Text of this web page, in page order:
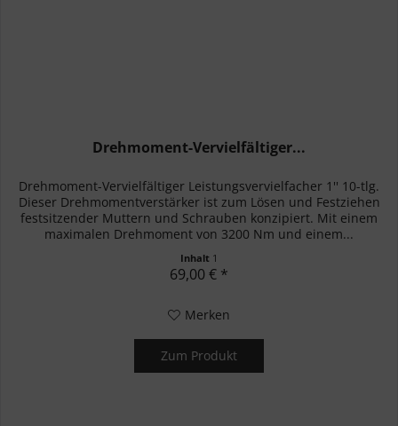
Drehmoment-Vervielfältiger...
Drehmoment-Vervielfältiger Leistungsvervielfacher 1'' 10-tlg.
Dieser Drehmomentverstärker ist zum Lösen und Festziehen
festsitzender Muttern und Schrauben konzipiert. Mit einem
maximalen Drehmoment von 3200 Nm und einem...
Inhalt 1
69,00 € *
Merken
Zum Produkt